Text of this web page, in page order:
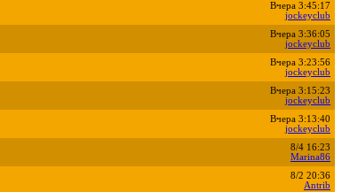
Вчера 3:45:17
jockeyclub
Вчера 3:36:05
jockeyclub
Вчера 3:23:56
jockeyclub
Вчера 3:15:23
jockeyclub
Вчера 3:13:40
jockeyclub
8/4 16:23
Marina86
8/2 20:36
Antrib